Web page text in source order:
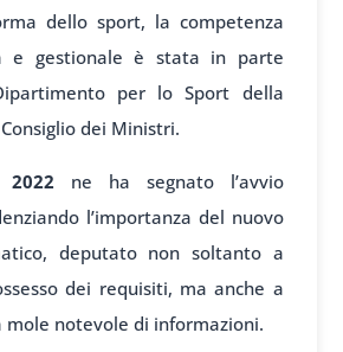
dello sport, la competenza
e gestionale è stata in parte
per lo Sport della
dei Ministri.
ne ha segnato l’avvio
l’importanza del nuovo
deputato non soltanto a
dei requisiti, ma anche a
mole notevole di informazioni.